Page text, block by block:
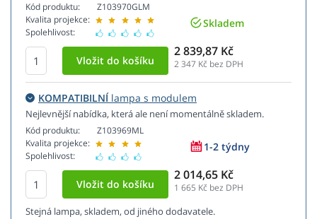
Kód produktu:
Kvalita projekce:
Spolehlivost:
Z103970GLM
Skladem
2 839,87 Kč
2 347 Kč bez DPH
KOMPATIBILNÍlampa s modulem
Nejlevnější nabídka, která ale není momentálně skladem.
Kód produktu:
Kvalita projekce:
Spolehlivost:
Z103969ML
1-2 týdny
2 014,65 Kč
1 665 Kč bez DPH
Stejná lampa, skladem, od jiného dodavatele.